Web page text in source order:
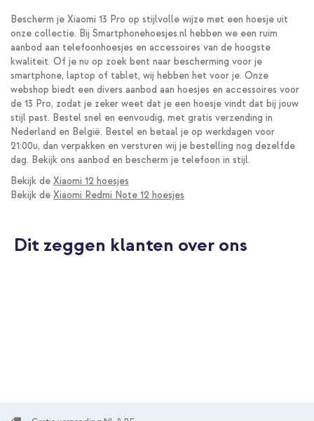
Bescherm je Xiaomi 13 Pro op stijlvolle wijze met een hoesje uit
onze collectie. Bij Smartphonehoesjes.nl hebben we een ruim
aanbod aan telefoonhoesjes en accessoires van de hoogste
kwaliteit. Of je nu op zoek bent naar bescherming voor je
smartphone, laptop of tablet, wij hebben het voor je. Onze
webshop biedt een divers aanbod aan hoesjes en accessoires voor
de 13 Pro, zodat je zeker weet dat je een hoesje vindt dat bij jouw
stijl past. Bestel snel en eenvoudig, met gratis verzending in
Nederland en België. Bestel en betaal je op werkdagen voor
21:00u, dan verpakken en versturen wij je bestelling nog dezelfde
dag. Bekijk ons aanbod en bescherm je telefoon in stijl.
Bekijk de Xiaomi 12 hoesjes
Bekijk de Xiaomi Redmi Note 12 hoesjes
Dit zeggen klanten over ons